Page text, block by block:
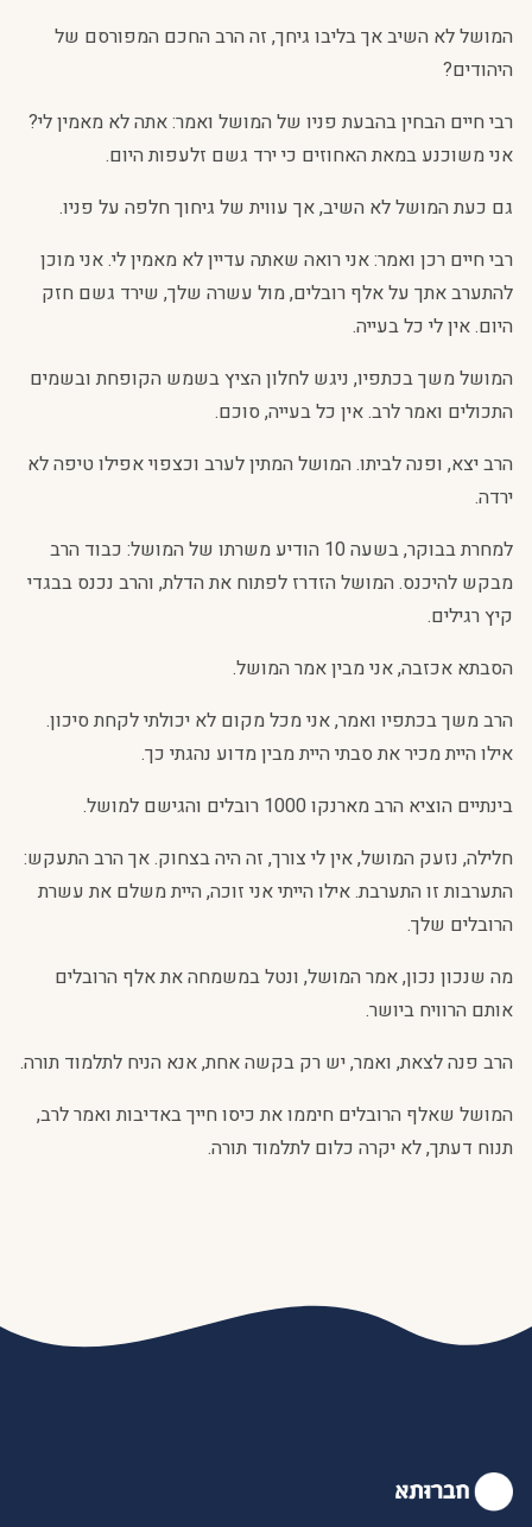
המושל לא השיב אך בליבו גיחך, זה הרב החכם המפורסם של
היהודים?
רבי חיים הבחין בהבעת פניו של המושל ואמר: אתה לא מאמין לי?
אני משוכנע במאת האחוזים כי ירד גשם זלעפות היום.
גם כעת המושל לא השיב, אך עווית של גיחוך חלפה על פניו.
רבי חיים רכן ואמר: אני רואה שאתה עדיין לא מאמין לי. אני מוכן
להתערב אתך על אלף רובלים, מול עשרה שלך, שירד גשם חזק
היום. אין לי כל בעייה.
המושל משך בכתפיו, ניגש לחלון הציץ בשמש הקופחת ובשמים
התכולים ואמר לרב. אין כל בעייה, סוכם.
הרב יצא, ופנה לביתו. המושל המתין לערב וכצפוי אפילו טיפה לא
ירדה.
למחרת בבוקר, בשעה 10 הודיע משרתו של המושל: כבוד הרב
מבקש להיכנס. המושל הזדרז לפתוח את הדלת, והרב נכנס בבגדי
קיץ רגילים.
הסבתא אכזבה, אני מבין אמר המושל.
הרב משך בכתפיו ואמר, אני מכל מקום לא יכולתי לקחת סיכון.
אילו היית מכיר את סבתי היית מבין מדוע נהגתי כך.
בינתיים הוציא הרב מארנקו 1000 רובלים והגישם למושל.
חלילה, נזעק המושל, אין לי צורך, זה היה בצחוק. אך הרב התעקש:
התערבות זו התערבת. אילו הייתי אני זוכה, היית משלם את עשרת
הרובלים שלך.
מה שנכון נכון, אמר המושל, ונטל במשמחה את אלף הרובלים
אותם הרוויח ביושר.
הרב פנה לצאת, ואמר, יש רק בקשה אחת, אנא הניח לתלמוד תורה.
המושל שאלף הרובלים חיממו את כיסו חייך באדיבות ואמר לרב,
תנוח דעתך, לא יקרה כלום לתלמוד תורה.